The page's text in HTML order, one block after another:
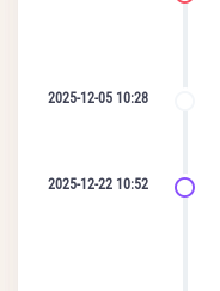
2025-12-05 10:28
2025-12-22 10:52